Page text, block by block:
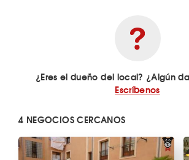
¿Eres el dueño del local? ¿Algún
Escríbenos
4 NEGOCIOS CERCANOS